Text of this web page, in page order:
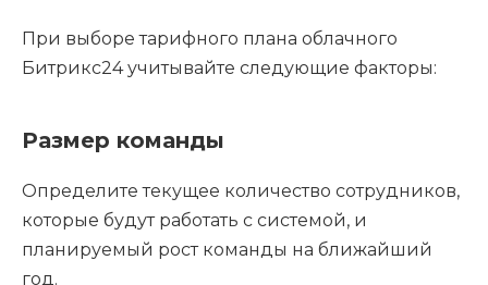
При выборе тарифного плана облачного
Битрикс24 учитывайте следующие факторы:
Размер команды
Определите текущее количество сотрудников,
которые будут работать с системой, и
планируемый рост команды на ближайший
год.